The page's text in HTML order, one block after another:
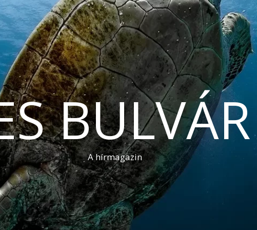
A hírmagazin